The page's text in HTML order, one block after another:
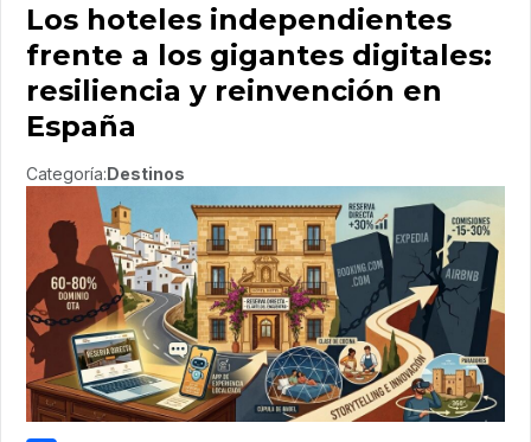
Los hoteles independientes
frente a los gigantes digitales:
resiliencia y reinvención en
España
Categoría:Destinos